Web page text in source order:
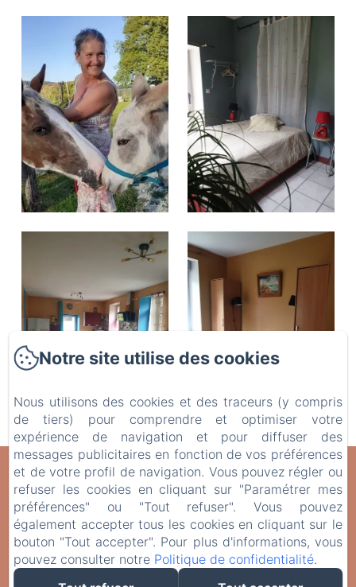
Domaine de Fontenelay
Mentions légales
Domaine de Fontenelay, Gezier & Fontenelay, 70700, France
cris.alix@orange.fr
+33 6 42 72 14 76
Le Domaine de Fontenelay
Notre site utilise des cookies
Nous utilisons des cookies et des traceurs (y compris
de tiers) pour comprendre et optimiser votre
expérience de navigation et pour diffuser des
messages publicitaires en fonction de vos préférences
et de votre profil de navigation. Vous pouvez régler ou
refuser les cookies en cliquant sur "Paramétrer mes
préférences" ou "Tout refuser". Vous pouvez
également accepter tous les cookies en cliquant sur le
bouton "Tout accepter". Pour plus d'informations, vous
pouvez consulter notre Politique de confidentialité.